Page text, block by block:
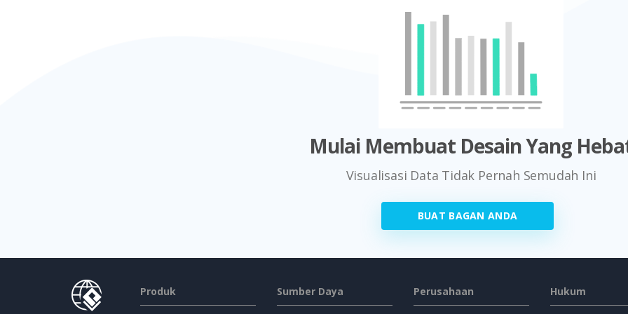
Mulai Membuat Desain Yang
Visualisasi Data Tidak Pernah Semudah Ini
BUAT BAGAN ANDA
Produk Sumber Daya Perusahaan Hukum